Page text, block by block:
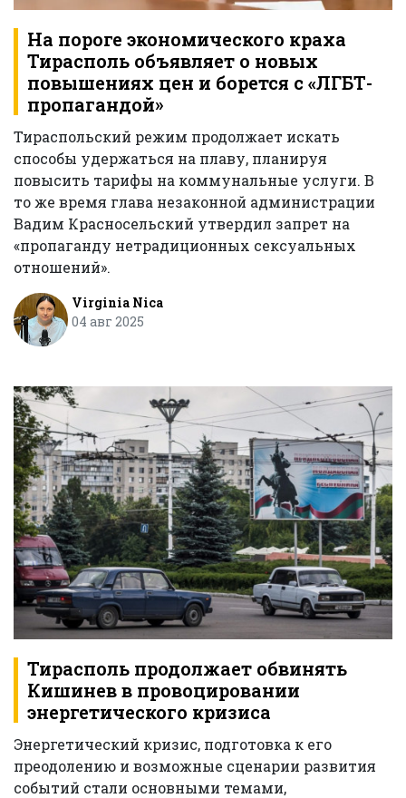
На пороге экономического краха
Тирасполь объявляет о новых
повышениях цен и борется с «ЛГБТ-
пропагандой»
Тираспольский режим продолжает искать
способы удержаться на плаву, планируя
повысить тарифы на коммунальные услуги. В
то же время глава незаконной администрации
Вадим Красносельский утвердил запрет на
«пропаганду нетрадиционных сексуальных
отношений».
Virginia Nica
04 авг 2025
Тирасполь продолжает обвинять
Кишинев в провоцировании
энергетического кризиса
Энергетический кризис, подготовка к его
преодолению и возможные сценарии развития
событий стали основными темами,